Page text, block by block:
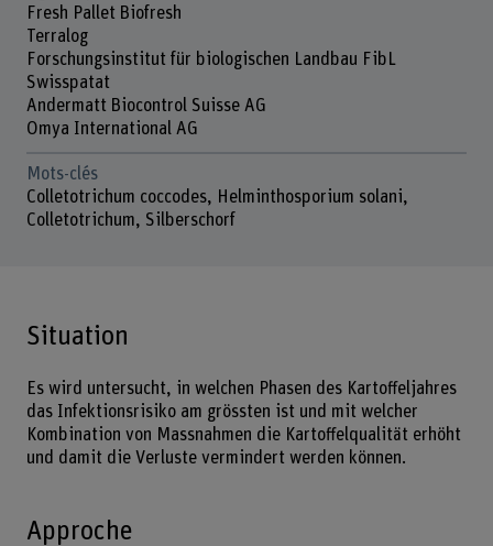
Fresh Pallet Biofresh
Terralog
Forschungsinstitut für biologischen Landbau FibL
Swisspatat
Andermatt Biocontrol Suisse AG
Omya International AG
Mots-clés
Colletotrichum coccodes, Helminthosporium solani,
Colletotrichum, Silberschorf
Situation
Es wird untersucht, in welchen Phasen des Kartoffeljahres
das Infektionsrisiko am grössten ist und mit welcher
Kombination von Massnahmen die Kartoffelqualität erhöht
und damit die Verluste vermindert werden können.
Approche